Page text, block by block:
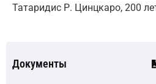
Татаридис Р. Цинцкаро, 200
Документы